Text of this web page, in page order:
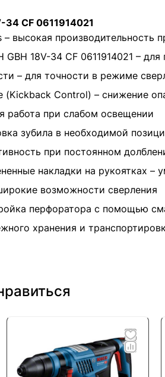
CF 0611914021
– высокая производительность
18V-34 CF 0611914021 –
– для точности в режиме
(Kickback Control) – снижение
работа при слабом освещении
зубила в необходимой
при постоянном
накладки на рукоятках –
возможности сверления
перфоратора с помощью
хранения и